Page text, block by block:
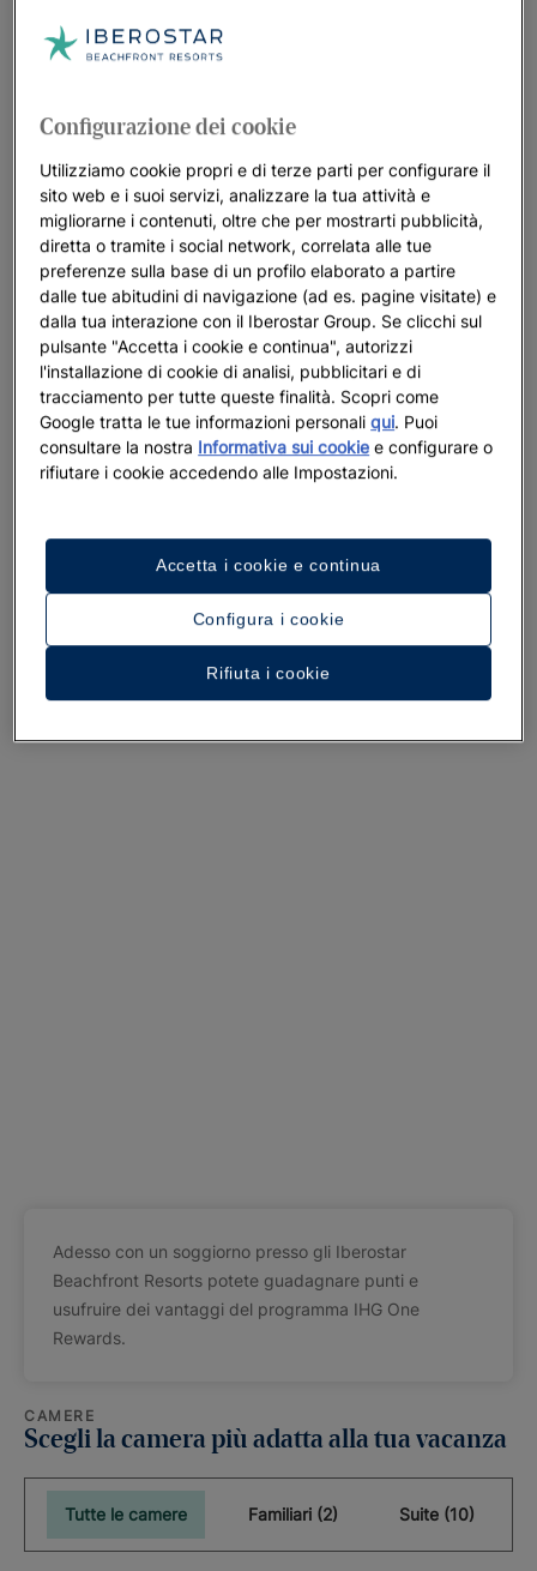
Un tour dell’hotel
Adesso con un soggiorno presso gli Iberostar
Beachfront Resorts potete guadagnare punti e
usufruire dei vantaggi del programma IHG One
Rewards.
CAMERE
Scegli la camera più adatta alla tua vacanza
Tutte le camere Familiari (2) Suite (10)
Configurazione dei cookie
Utilizziamo cookie propri e di terze parti per configurare il
sito web e i suoi servizi, analizzare la tua attività e
migliorarne i contenuti, oltre che per mostrarti pubblicità,
diretta o tramite i social network, correlata alle tue
preferenze sulla base di un profilo elaborato a partire
dalle tue abitudini di navigazione (ad es. pagine visitate) e
dalla tua interazione con il Iberostar Group. Se clicchi sul
pulsante "Accetta i cookie e continua", autorizzi
l'installazione di cookie di analisi, pubblicitari e di
tracciamento per tutte queste finalità. Scopri come
Google tratta le tue informazioni personaliqui. Puoi
consultare la nostra Informativa sui cookie e configurare o
rifiutare i cookie accedendo alle Impostazioni.
Configura i cookie
Rifiuta i cookie
Accetta i cookie e continua